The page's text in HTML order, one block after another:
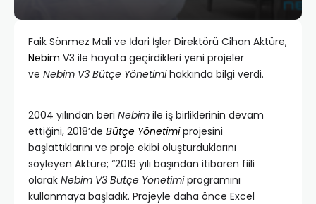
Faik Sönmez Mali ve İdari İşler Direktörü Cihan Aktüre,
Nebim V3 ile hayata geçirdikleri yeni projeler
ve Nebim V3 Bütçe Yönetimihakkında bilgi verdi.
2004 yılından beri Nebim ile iş birliklerinin devam
ettiğini, 2018’de Bütçe Yönetimiprojesini
başlattıklarını ve proje ekibi oluşturduklarını
söyleyen Aktüre; “2019 yılı başından itibaren fiili
olarak Nebim V3 Bütçe Yönetimiprogramını
kullanmaya başladık. Projeyle daha önce Excel